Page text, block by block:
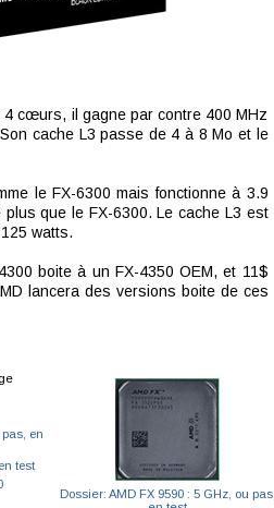
4 cœurs, il gagne par contre 400 MHz
cache L3 passe de 4 à 8 Mo et le
le FX-6300 mais fonctionne à 3.9
que le FX-6300. Le cache L3 est
watts.
boite à un FX-4350 OEM, et 11$
lancera des versions boite de ces
pas, en
test
Dossier: AMD FX 9590 : 5 GHz, ou pas,